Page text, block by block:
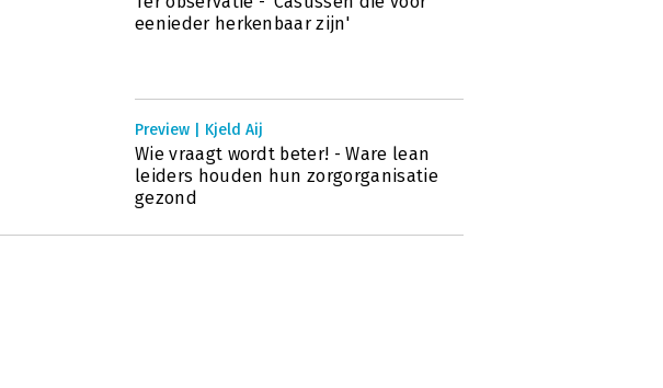
eenieder herkenbaar zijn'
Preview | Kjeld Aij
Wie vraagt wordt beter! - Ware lean
leiders houden hun zorgorganisatie
gezond